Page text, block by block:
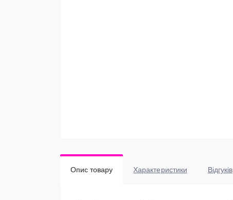
Опис товару Характеристики Відгуків